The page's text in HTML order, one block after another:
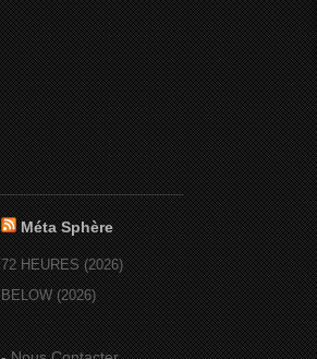
Méta Sphère
72 HEURES (2026)
BELOW (2026)